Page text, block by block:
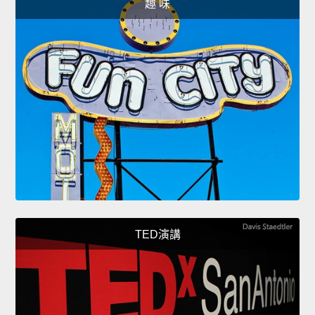
趣 味
TED演講